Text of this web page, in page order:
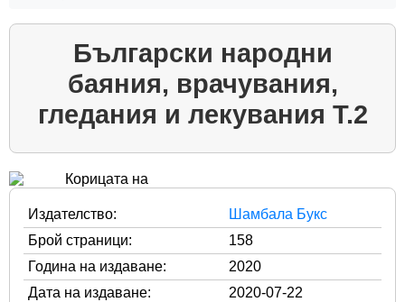
Български народни
баяния, врачувания,
гледания и лекувания Т.2
Издателство:
Шамбала Букс
Брой страници:
158
Година на издаване:
2020
Дата на издаване:
2020-07-22